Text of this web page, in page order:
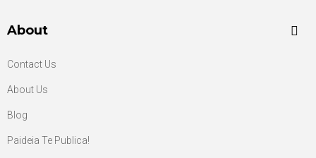
About
Contact Us
About Us
Blog
Paideia Te Publica!